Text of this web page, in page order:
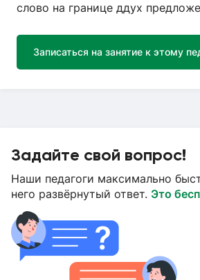
слово на границе ддух
Записаться на занятие к этому
Задайте свой вопрос!
Наши педагоги максимально
него развёрнутый ответ. Это